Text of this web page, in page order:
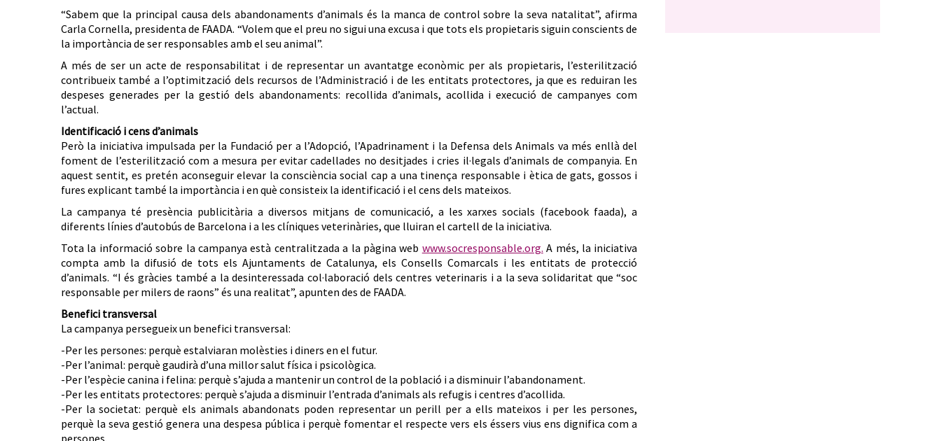
“Sabem que la principal causa dels abandonaments d’animals és la manca de control sobre la seva natalitat”, afirma
Carla Cornella, presidenta de FAADA. “Volem que el preu no sigui una excusa i que tots els propietaris siguin conscients de
la importància de ser responsables amb el seu animal”.
A més de ser un acte de responsabilitat i de representar un avantatge econòmic per als propietaris, l’esterilització
contribueix també a l’optimització dels recursos de l’Administració i de les entitats protectores, ja que es reduiran les
despeses generades per la gestió dels abandonaments: recollida d’animals, acollida i execució de campanyes com
l’actual.
Identificació i cens d’animals
Però la iniciativa impulsada per la Fundació per a l’Adopció, l’Apadrinament i la Defensa dels Animals va més enllà del
foment de l’esterilització com a mesura per evitar cadellades no desitjades i cries il·legals d’animals de companyia. En
aquest sentit, es pretén aconseguir elevar la consciència social cap a una tinença responsable i ètica de gats, gossos i
fures explicant també la importància i en què consisteix la identificació i el cens dels mateixos.
La campanya té presència publicitària a diversos mitjans de comunicació, a les xarxes socials (facebook faada), a
diferents línies d’autobús de Barcelona i a les clíniques veterinàries, que lluiran el cartell de la iniciativa.
Tota la informació sobre la campanya està centralitzada a la pàgina web www.socresponsable.org. A més, la iniciativa
compta amb la difusió de tots els Ajuntaments de Catalunya, els Consells Comarcals i les entitats de protecció
d’animals. “I és gràcies també a la desinteressada col·laboració dels centres veterinaris i a la seva solidaritat que “soc
responsable per milers de raons” és una realitat”, apunten des de FAADA.
Benefici transversal
La campanya persegueix un benefici transversal:
-Per les persones: perquè estalviaran molèsties i diners en el futur.
-Per l’animal: perquè gaudirà d’una millor salut física i psicològica.
-Per l’espècie canina i felina: perquè s’ajuda a mantenir un control de la població i a disminuir l’abandonament.
-Per les entitats protectores: perquè s’ajuda a disminuir l’entrada d’animals als refugis i centres d’acollida.
-Per la societat: perquè els animals abandonats poden representar un perill per a ells mateixos i per les persones,
perquè la seva gestió genera una despesa pública i perquè fomentar el respecte vers els éssers vius ens dignifica com a
persones.